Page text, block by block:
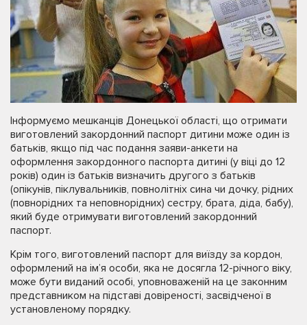
Інформуємо мешканців Донецької області, що отримати
виготовлений закордонний паспорт дитини може один із
батьків, якщо під час подання заяви-анкети на
оформлення закордонного паспорта дитині (у віці до 12
років) один із батьків визначить другого з батьків
(опікунів, піклувальників, повнолітніх сина чи дочку, рідних
(повнорідних та неповнорідних) сестру, брата, діда, бабу),
який буде отримувати виготовлений закордонний
паспорт.
Крім того, виготовлений паспорт для виїзду за кордон,
оформлений на ім’я особи, яка не досягла 12-річного віку,
може бути виданий особі, уповноваженій на це законним
представником на підставі довіреності, засвідченої в
установленому порядку.